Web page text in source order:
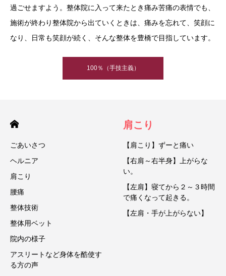
過ごせますよう。整体院に入って来たとき痛み苦痛の表情でも、
施術が終わり整体院から出ていくときは、痛みを忘れて、笑顔に
なり、日常も笑顔が続く、そんな整体を豊橋で目指しています。
100％（手技主義）
ごあいさつ
ヘルニア
肩こり
腰痛
整体技術
整体用ベット
院内の様子
アスリートなど身体を酷使す
る方の声
肩こり
【肩こり】ずーと痛い
【右肩～右半身】上がらな
い。
【左肩】寝てから２～３時間
で痛くなって起きる。
【左肩・手が上がらない】